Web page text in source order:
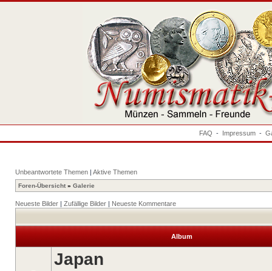
FAQ - Impressum -
Unbeantwortete Themen | Aktive Themen
Foren-Übersicht » Galerie
Neueste Bilder | Zufällige Bilder | Neueste Kommentare
Album
Japan